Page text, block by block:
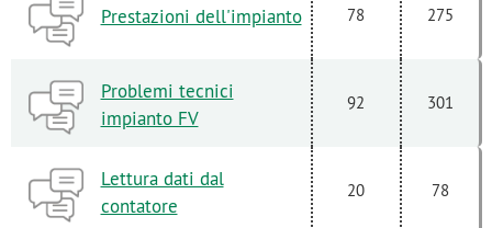
Prestazioni dell'impianto 78 275
Problemi tecnici
impianto FV
92 301
Lettura dati dal
contatore
20 78